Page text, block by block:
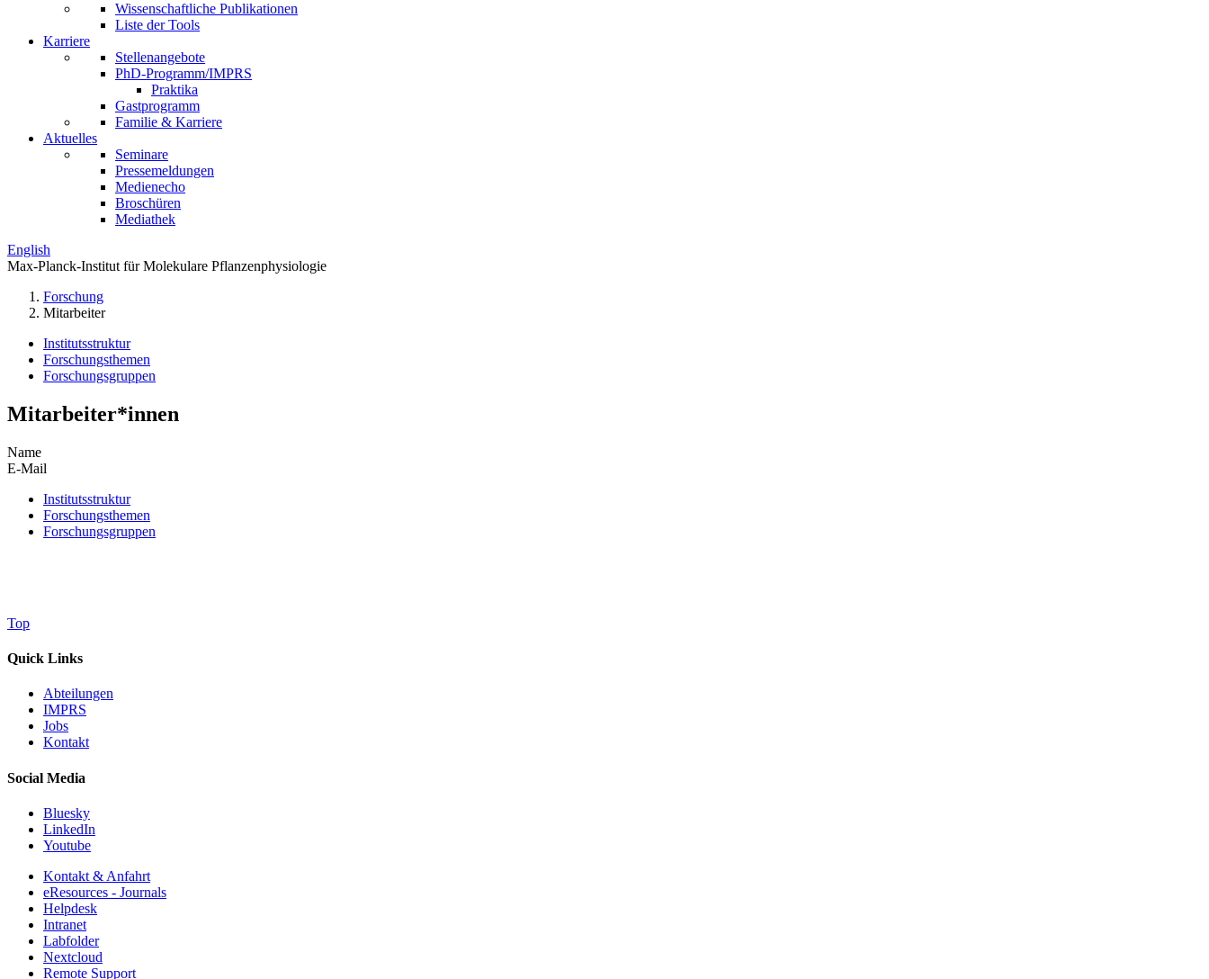
Wissenschaftliche Publikationen
Liste der Tools
Karriere
Stellenangebote
PhD-Programm/IMPRS
Praktika
Gastprogramm
Familie & Karriere
Aktuelles
Seminare
Pressemeldungen
Medienecho
Broschüren
Mediathek
English
Max-Planck-Institut für Molekulare Pflanzenphysiologie
Forschung
Mitarbeiter
Institutsstruktur
Forschungsthemen
Forschungsgruppen
Mitarbeiter*innen
Name
E-Mail
Institutsstruktur
Forschungsthemen
Forschungsgruppen
Top
Quick Links
Abteilungen
IMPRS
Jobs
Kontakt
Social Media
Bluesky
LinkedIn
Youtube
Kontakt & Anfahrt
eResources - Journals
Helpdesk
Intranet
Labfolder
Nextcloud
Remote Support